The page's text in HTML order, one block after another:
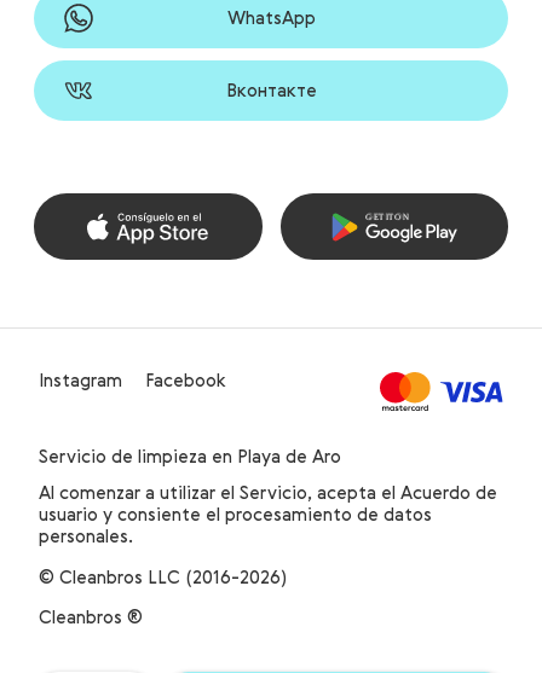
WhatsApp
Вконтакте
Instagram Facebook
Al comenzar a utilizar el Servicio, acepta el Acuerdo de
usuario y consiente el procesamiento de datos
personales.
© Cleanbros LLC (2016-2026)
Cleanbros ®
Servicio de limpieza en Playa de Aro